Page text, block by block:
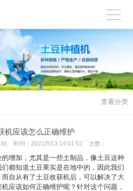
查看分类
机应该怎么正确维护
站 时间： 2021/5/13 14:01:52 次数：
增加，尤其是一些土制品，像土豆这种
都知道土豆果实是在地中的，因此我们
自从有了土豆收获机后，可以解决了大
应该如何正确维护呢？针对这个问题，